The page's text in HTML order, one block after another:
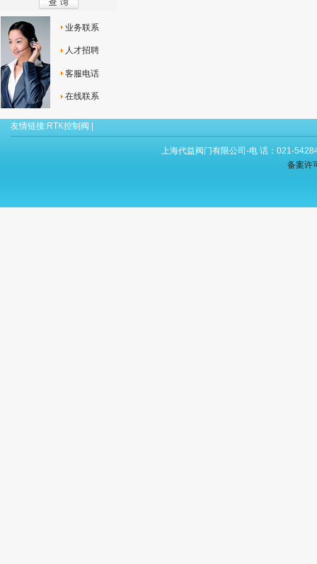
业务联系
人才招聘
客服电话
在线联系
友情链接:RTK控制阀
上海代益阀门有限公司-电 话：021-
备案许